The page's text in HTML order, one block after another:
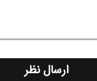
ارسال نظر